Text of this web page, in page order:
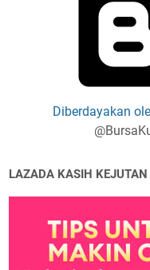
Diberdayakan
LAZADA KASIH KEJUTAN